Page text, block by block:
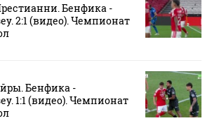
Бенфика -
2:1 (видео). Чемпионат
Бенфика -
1:1 (видео). Чемпионат